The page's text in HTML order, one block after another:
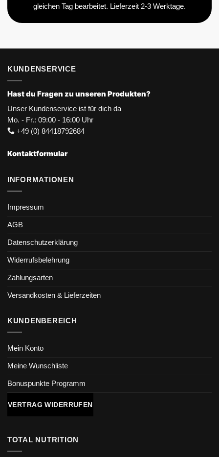
gleichen Tag bearbeitet. Lieferzeit 2-3 Werktage.
KUNDENSERVICE
Hast du Fragen zu unseren Produkten?
Unser Kundenservice ist für dich da
Mo. - Fr.: 09:00 - 16:00 Uhr
+49 (0) 84418792684
Kontaktformular
INFORMATIONEN
Impressum
AGB
Datenschutzerklärung
Widerrufsbelehrung
Zahlungsarten
Versandkosten & Lieferzeiten
KUNDENBEREICH
Mein Konto
Meine Wunschliste
Bonuspunkte Programm
VERTRAG WIDERRUFEN
TOTAL NUTRITION